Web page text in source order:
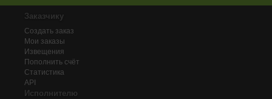
Заказчику
Создать заказ
Мои заказы
Извещения
Пополнить счёт
Статистика
API
Исполнителю